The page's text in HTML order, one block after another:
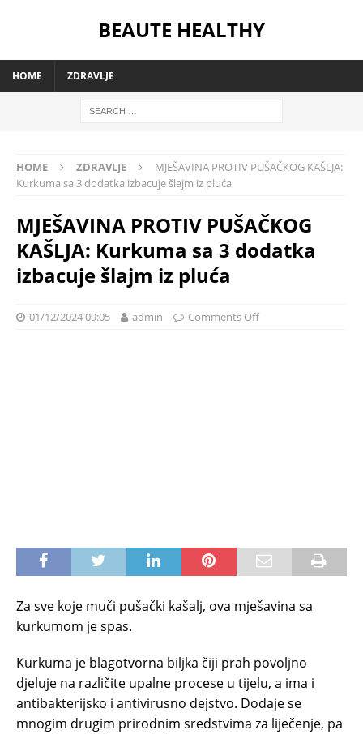
BEAUTE HEALTHY
HOME ZDRAVLJE
HOME ZDRAVLJE
MJEŠAVINA PROTIV PUŠAČKOG KAŠLJA:
Kurkuma sa 3 dodatka izbacuje šlajm iz pluća
MJEŠAVINA PROTIV PUŠAČKOG
KAŠLJA: Kurkuma sa 3 dodatka
izbacuje šlajm iz pluća
01/12/2024 09:05 admin Comments Off
Za sve koje muči pušački kašalj, ova mješavina sa
kurkumom je spas.
Kurkuma je blagotvorna biljka čiji prah povoljno
djeluje na različite upalne procese u tijelu, a ima i
antibakterijsko i antivirusno dejstvo. Dodaje se
mnogim drugim prirodnim sredstvima za liječenje, pa